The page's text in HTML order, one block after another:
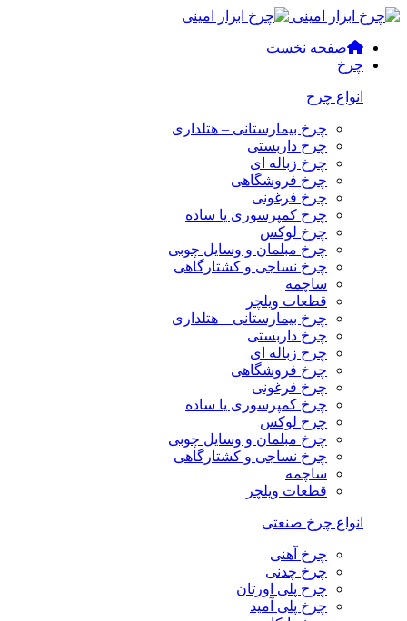
صفحه نخست
چرخ
انواع چرخ
چرخ بیمارستانی – هتلداری
چرخ داربستی
چرخ زباله ای
چرخ فروشگاهی
چرخ فرغونی
چرخ کمپرسوری یا ساده
چرخ لوکس
چرخ مبلمان و وسایل چوبی
چرخ نساجی و کشتارگاهی
ساچمه
قطعات ویلچر
چرخ بیمارستانی – هتلداری
چرخ داربستی
چرخ زباله ای
چرخ فروشگاهی
چرخ فرغونی
چرخ کمپرسوری یا ساده
چرخ لوکس
چرخ مبلمان و وسایل چوبی
چرخ نساجی و کشتارگاهی
ساچمه
قطعات ویلچر
انواع چرخ صنعتی
چرخ آهنی
چرخ چدنی
چرخ پلی اورتان
چرخ پلی آمید